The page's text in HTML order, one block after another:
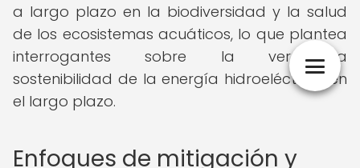
a largo plazo en la biodiversidad y la salud
de los ecosistemas acuáticos, lo que plantea
interrogantes sobre la verdadera
sostenibilidad de la energía hidroeléctrica en
el largo plazo.
Enfoques de mitigación y